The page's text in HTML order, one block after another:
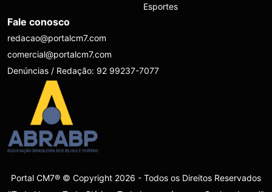
Esportes
Fale conosco
redacao@portalcm7.com
comercial@portalcm7.com
Denúncias / Redação: 92 99237-7077
Portal CM7® © Copyright 2026 - Todos os Direitos Reservados